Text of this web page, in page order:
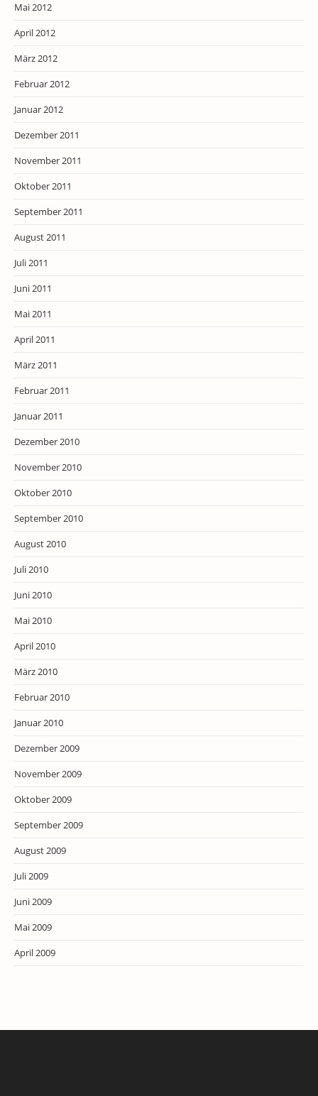
Mai 2012
April 2012
März 2012
Februar 2012
Januar 2012
Dezember 2011
November 2011
Oktober 2011
September 2011
August 2011
Juli 2011
Juni 2011
Mai 2011
April 2011
März 2011
Februar 2011
Januar 2011
Dezember 2010
November 2010
Oktober 2010
September 2010
August 2010
Juli 2010
Juni 2010
Mai 2010
April 2010
März 2010
Februar 2010
Januar 2010
Dezember 2009
November 2009
Oktober 2009
September 2009
August 2009
Juli 2009
Juni 2009
Mai 2009
April 2009